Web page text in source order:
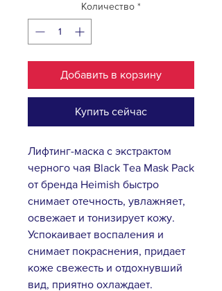
Количество *
Добавить в корзину
Купить сейчас
Лифтинг-маска с экстрактом
черного чая Black Tea Mask Pack
от бренда Heimish быстро
снимает отечность, увлажняет,
освежает и тонизирует кожу.
Успокаивает воспаления и
снимает покраснения, придает
коже свежесть и отдохнувший
вид, приятно охлаждает.